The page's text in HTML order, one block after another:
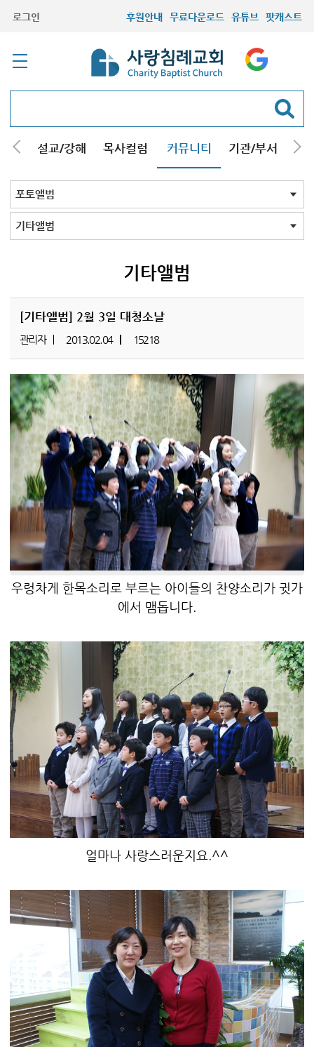
로그인 후원안내 무료다운로드 유튜브 팟캐스트
내 설교/강해 목사컬럼 커뮤니티 기관/부서 선
최근등록자료
자유게시판
교회소식
성도컬럼
새가족사진
새가족가이드
포토앨범
찬양쉼터
신앙도서
성경읽기퀴즈
기도부탁
포토앨범 전체
목회자
주일학교
중고등부
청장년부
형제모임
자매모임
가족
행사
교회모습
기타앨범
기타앨범
[기타앨범] 2월 3일 대청소날
관리자 2013.02.04 15218
우렁차게 한목소리로 부르는 아이들의 찬양소리가 귓가
에서 맴돕니다.
얼마나 사랑스러운지요.^^